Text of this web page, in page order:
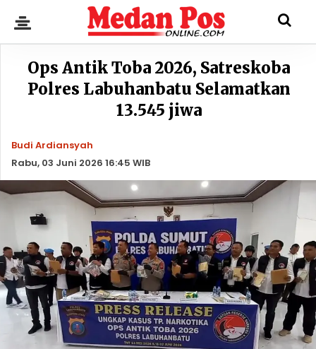
Ops Antik Toba 2026, Satreskoba
Polres Labuhanbatu Selamatkan
13.545 jiwa
Budi Ardiansyah
Rabu, 03 Juni 2026 16:45 WIB